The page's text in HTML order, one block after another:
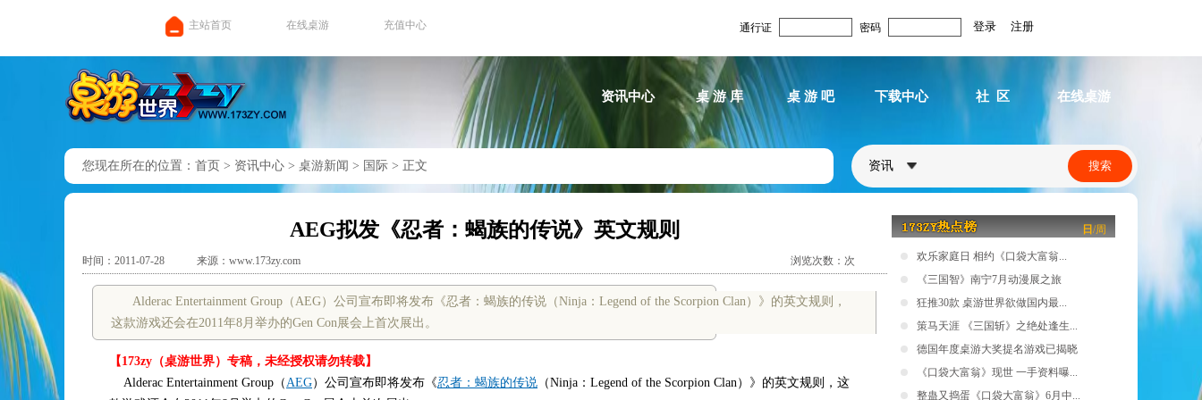
主站首页 在线桌游 充值中心 通行证 密码
资讯中心 桌 游 库 桌 游 吧 下载中心 社 区 在线桌游
您现在所在的位置： 首页 > 资讯中心 > 桌游新闻 > 国际 > 正文 资讯
AEG拟发《忍者：蝎族的传说》英文规则
时间：2011-07-28 来源：www.173zy.com 浏览次数： 次
Alderac Entertainment Group（AEG）公司宣布即将发布《忍者：蝎族的传说（Ninja：Legend of the Scorpion Clan）》的英文规则，
这款游戏还会在2011年8月举办的Gen Con展会上首次展出。
【173zy（桌游世界）专稿，未经授权请勿转载】
Alderac Entertainment Group（AEG）公司宣布即将发布《忍者：蝎族的传说 （Ninja：Legend of the Scorpion Clan）》的英文规则，这
日 /周
欢乐家庭日 相约《口袋大富翁...
《三国智》南宁7月动漫展之旅
狂推30款 桌游世界欲做国内最...
策马天涯 《三国斩》之绝处逢生...
德国年度桌游大奖提名游戏已揭晓
《口袋大富翁》现世 一手资料曝...
整蛊又捣蛋《口袋大富翁》6月中...